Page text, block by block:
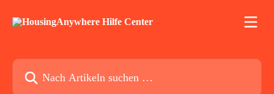
Nach Artikeln suchen …